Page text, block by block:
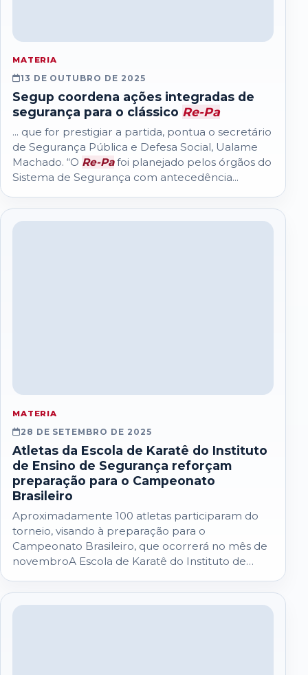
MATERIA
13 DE OUTUBRO DE 2025
Segup coordena ações integradas de
segurança para o clássico Re-Pa
... que for prestigiar a partida, pontua o secretário
de Segurança Pública e Defesa Social, Ualame
Machado. “O Re-Pafoi planejado pelos órgãos do
Sistema de Segurança com antecedência...
MATERIA
28 DE SETEMBRO DE 2025
Atletas da Escola de Karatê do Instituto
de Ensino de Segurança reforçam
preparação para o Campeonato
Brasileiro
Aproximadamente 100 atletas participaram do
torneio, visando à preparação para o
Campeonato Brasileiro, que ocorrerá no mês de
novembroA Escola de Karatê do Instituto de